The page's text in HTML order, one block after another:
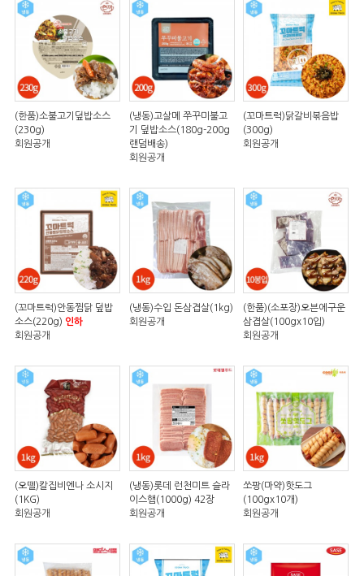
(한품)소불고기덮밥소스
(230g)
회원공개
(냉동)고살메 쭈꾸미불고
기 덮밥소스(180g-200g
랜덤배송)
회원공개
(꼬마트럭)닭갈비볶음밥
(300g)
회원공개
(꼬마트럭)안동찜닭 덮밥
소스(220g) 인하
회원공개
(냉동)수입 돈삼겹살(1kg)
회원공개
(한품)(소포장)오븐에구운
삼겹살(100gx10입)
회원공개
(오뗄)칼집비엔나 소시지
(1KG)
회원공개
(냉동)롯데 런천미트 슬라
이스햄(1000g) 42장
회원공개
쏘팡(마약)핫도그
(100gx10개)
회원공개